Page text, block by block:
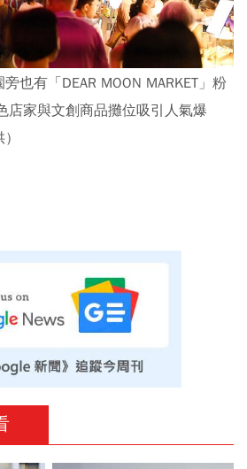
也有「DEAR MOON MARKET」粉
店家與文創商品攤位吸引人氣爆